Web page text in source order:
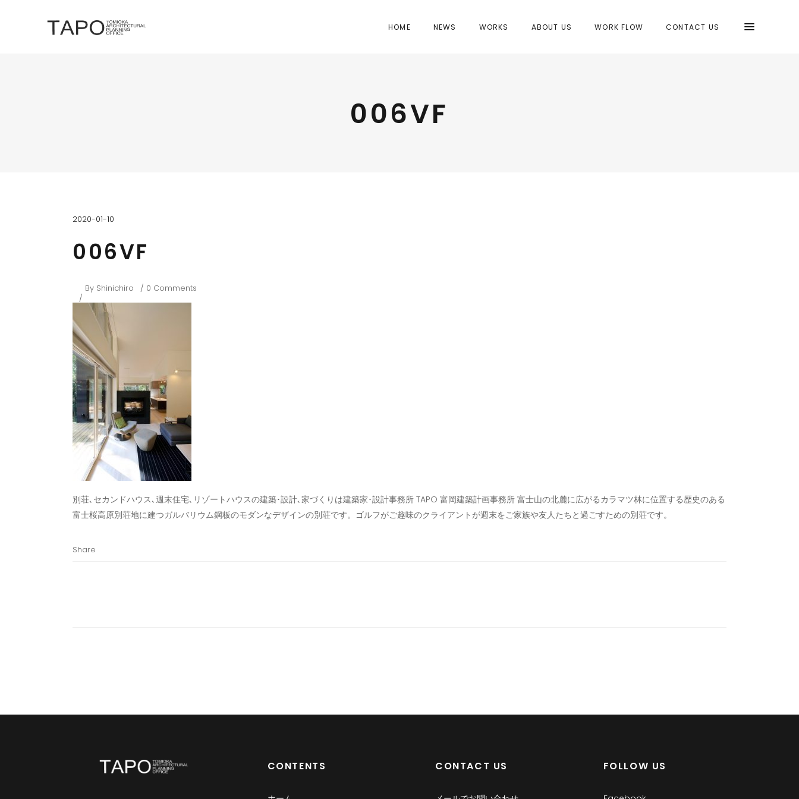
HOME NEWS WORKS ABOUT US WORK FLOW CONTACT US
006VF
2020-01-10
006VF
By Shinichiro 0 Comments
別荘､セカンドハウス､週末住宅､リゾートハウスの建築･設計､家づくりは建築家･設計事務所 TAPO 富岡建築計画事務所 富士山の北麓に広がるカラマツ林に位置する歴史のある
富士桜高原別荘地に建つガルバリウム鋼板のモダンなデザインの別荘です。ゴルフがご趣味のクライアントが週末をご家族や友人たちと過ごすための別荘です。
Share
CONTENTS CONTACT US FOLLOW US